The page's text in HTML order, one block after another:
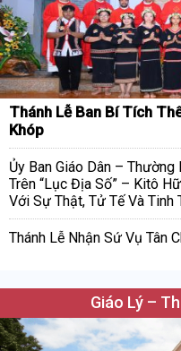
Thánh Lễ Ban Bí Tích
Khóp
Ủy Ban Giáo Dân –
Trên “Lục Địa Số” – Kitô
Với Sự Thật, Tử Tế Và Tinh
Thánh Lễ Nhận Sứ Vụ Tân
Giáo Lý –